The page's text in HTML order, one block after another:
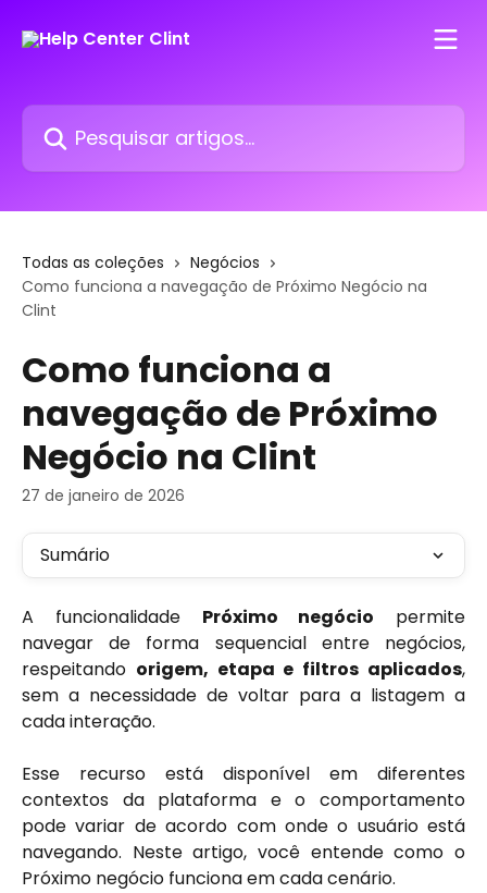
Pesquisar artigos...
Todas as coleções
Negócios
Como funciona a navegação de Próximo Negócio na
Clint
Como funciona a
navegação de Próximo
Negócio na Clint
27 de janeiro de 2026
Sumário
A funcionalidade Próximo negócio permite
navegar de forma sequencial entre negócios,
respeitando origem, etapa e filtros aplicados,
sem a necessidade de voltar para a listagem a
cada interação.
Esse recurso está disponível em diferentes
contextos da plataforma e o comportamento
pode variar de acordo com onde o usuário está
navegando. Neste artigo, você entende como o
Próximo negócio funciona em cada cenário.